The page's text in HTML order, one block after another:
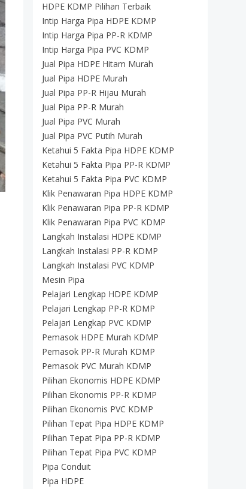
HDPE KDMP Pilihan Terbaik
Intip Harga Pipa HDPE KDMP
Intip Harga Pipa PP-R KDMP
Intip Harga Pipa PVC KDMP
Jual Pipa HDPE Hitam Murah
Jual Pipa HDPE Murah
Jual Pipa PP-R Hijau Murah
Jual Pipa PP-R Murah
Jual Pipa PVC Murah
Jual Pipa PVC Putih Murah
Ketahui 5 Fakta Pipa HDPE KDMP
Ketahui 5 Fakta Pipa PP-R KDMP
Ketahui 5 Fakta Pipa PVC KDMP
Klik Penawaran Pipa HDPE KDMP
Klik Penawaran Pipa PP-R KDMP
Klik Penawaran Pipa PVC KDMP
Langkah Instalasi HDPE KDMP
Langkah Instalasi PP-R KDMP
Langkah Instalasi PVC KDMP
Mesin Pipa
Pelajari Lengkap HDPE KDMP
Pelajari Lengkap PP-R KDMP
Pelajari Lengkap PVC KDMP
Pemasok HDPE Murah KDMP
Pemasok PP-R Murah KDMP
Pemasok PVC Murah KDMP
Pilihan Ekonomis HDPE KDMP
Pilihan Ekonomis PP-R KDMP
Pilihan Ekonomis PVC KDMP
Pilihan Tepat Pipa HDPE KDMP
Pilihan Tepat Pipa PP-R KDMP
Pilihan Tepat Pipa PVC KDMP
Pipa Conduit
Pipa HDPE